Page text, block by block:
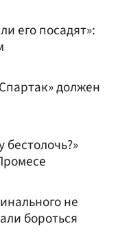
его посадят»:
должен
бестолочь?»
не
бороться